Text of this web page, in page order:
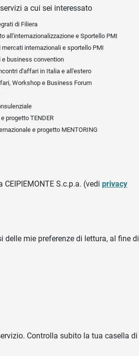
a cui sei interessato
di Filiera
all'internazionalizzazione e Sportello PMI
mercati internazionali e sportello PMI
e business convention
d'affari in Italia e all'estero
Workshop e Business Forum
progetto TENDER
e progetto MENTORING
S.c.p.a. (vedi privacy
mie preferenze di lettura, al fine di
Controlla subito la tua casella di